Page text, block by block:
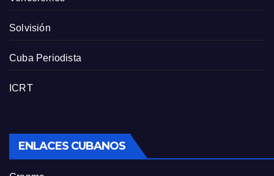
Solvisión
Cuba Periodista
ICRT
ENLACES CUBANOS